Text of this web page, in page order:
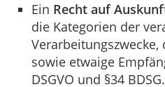
Ein Recht auf
die Kategorien der
sowie etwaige
DSGVO und §34 BDSG.